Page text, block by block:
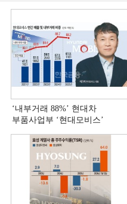
‘내부거래 88%ʼ 현대차
부품사업부 ‘현대모비스ʼ